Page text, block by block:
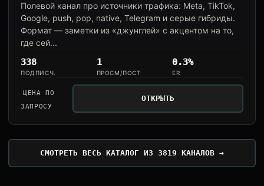
Полевой канал про источники трафика: Meta, TikTok,
Google, push, pop, native, Telegram и серые гибриды.
Формат — заметки из «джунглей» с акцентом на то,
где сей...
338
ПОДПИСЧ.
1
ПРОСМ/ПОСТ
0.3%
ER
ЦЕНА ПО
ЗАПРОСУ
ОТКРЫТЬ
СМОТРЕТЬ ВЕСЬ КАТАЛОГ ИЗ 3819 КАНАЛОВ →